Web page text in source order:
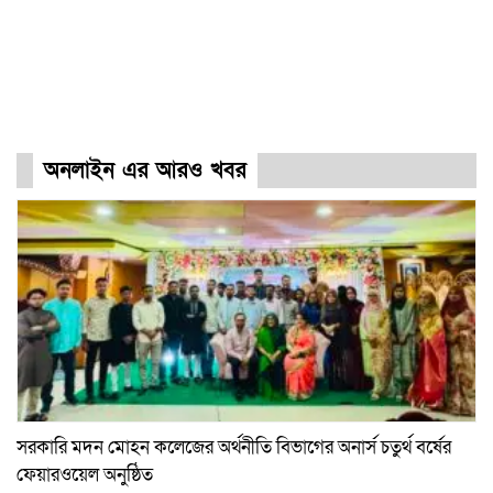
অনলাইন এর আরও খবর
সরকারি মদন মোহন কলেজের অর্থনীতি বিভাগের অনার্স চতুর্থ বর্ষের
ফেয়ারওয়েল অনুষ্ঠিত